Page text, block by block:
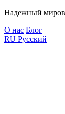
Надежный
О нас Блог
RU Русский